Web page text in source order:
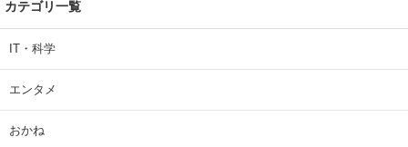
カテゴリ一覧
IT・科学
エンタメ
おかね